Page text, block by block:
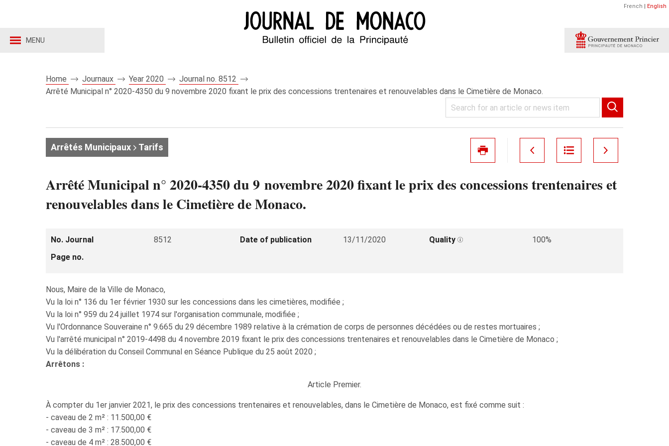
MENU
French | English
Home Journaux Year 2020
Journal no. 8512
Arrêté Municipal n° 2020-4350 du 9 novembre 2020 fixant le prix des concessions trentenaires et renouvelables dans le Cimetière de Monaco.
Arrêtés Municipaux Tarifs
Arrêté Municipal n° 2020-4350 du 9 novembre 2020 fixant le prix des concessions trentenaires et
renouvelables dans le Cimetière de Monaco.
No. Journal 8512 Date of publication 13/11/2020 Quality
100%
Page no.
Nous, Maire de la Ville de Monaco,
Vu la loi n° 136 du 1er février 1930 sur les concessions dans les cimetières, modifiée ;
Vu la loi n° 959 du 24 juillet 1974 sur l'organisation communale, modifiée ;
Vu l'Ordonnance Souveraine n° 9.665 du 29 décembre 1989 relative à la crémation de corps de personnes décédées ou de restes mortuaires ;
Vu l'arrêté municipal n° 2019-4498 du 4 novembre 2019 fixant le prix des concessions trentenaires et renouvelables dans le Cimetière de Monaco ;
Vu la délibération du Conseil Communal en Séance Publique du 25 août 2020 ;
Arrêtons :
Article Premier.
À compter du 1er janvier 2021, le prix des concessions trentenaires et renouvelables, dans le Cimetière de Monaco, est fixé comme suit :
- caveau de 2 m² : 11.500,00 €
- caveau de 3 m² : 17.500,00 €
- caveau de 4 m² : 28.500,00 €